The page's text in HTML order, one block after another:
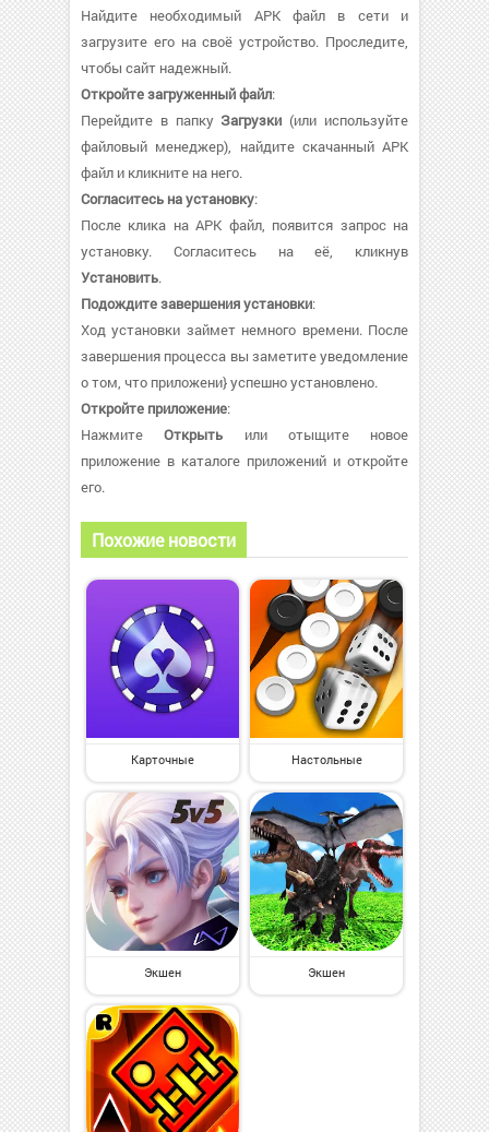
Найдите необходимый APK файл в сети и
загрузите его на своё устройство. Проследите,
чтобы сайт надежный.
Откройте загруженный файл:
Перейдите в папкуЗагрузки (или используйте
файловый менеджер), найдите скачанный APK
файл и кликните на него.
Согласитесь на установку:
После клика на APK файл, появится запрос на
установку. Согласитесь на её, кликнув
Установить.
Подождите завершения установки:
Ход установки займет немного времени. После
завершения процесса вы заметите уведомление
о том, что приложени} успешно установлено.
Откройте приложение:
НажмитеОткрыть или отыщите новое
приложение в каталоге приложений и откройте
его.
Похожие новости
Карточные Настольные
Экшен Экшен